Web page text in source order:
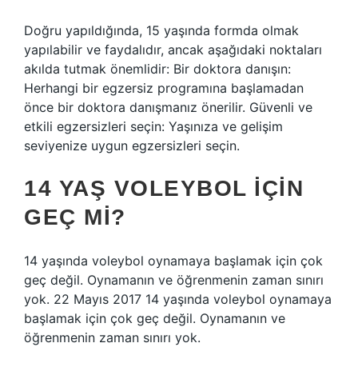
Doğru yapıldığında, 15 yaşında formda olmak
yapılabilir ve faydalıdır, ancak aşağıdaki noktaları
akılda tutmak önemlidir: Bir doktora danışın:
Herhangi bir egzersiz programına başlamadan
önce bir doktora danışmanız önerilir. Güvenli ve
etkili egzersizleri seçin: Yaşınıza ve gelişim
seviyenize uygun egzersizleri seçin.
14 YAŞ VOLEYBOL IÇIN
GEÇ MI?
14 yaşında voleybol oynamaya başlamak için çok
geç değil. Oynamanın ve öğrenmenin zaman sınırı
yok. 22 Mayıs 2017 14 yaşında voleybol oynamaya
başlamak için çok geç değil. Oynamanın ve
öğrenmenin zaman sınırı yok.